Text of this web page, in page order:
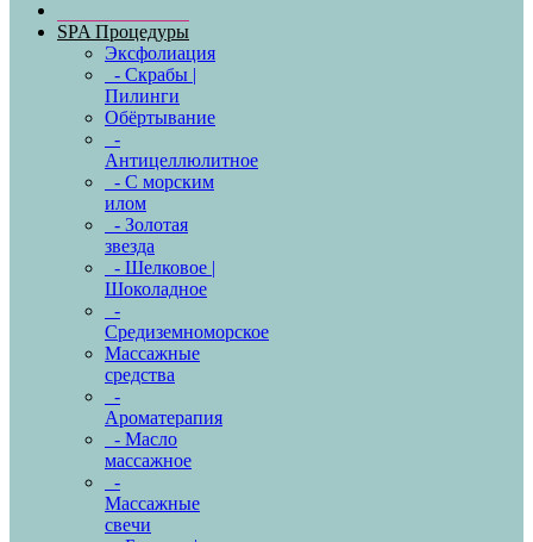
SPA Процедуры
Эксфолиация
- Скрабы |
Пилинги
Обёртывание
-
Антицеллюлитное
- С морским
илом
- Золотая
звезда
- Шелковое |
Шоколадное
-
Средиземноморское
Массажные
средства
-
Ароматерапия
- Масло
массажное
-
Массажные
свечи